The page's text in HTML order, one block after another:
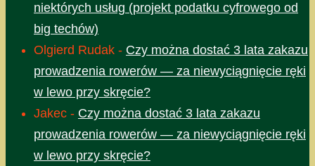
niektórych usług (projekt podatku cyfrowego od
big techów)
Olgierd Rudak - Czy można dostać 3 lata zakazu
prowadzenia rowerów — za niewyciągnięcie ręki
w lewo przy skręcie?
Jakec - Czy można dostać 3 lata zakazu
prowadzenia rowerów — za niewyciągnięcie ręki
w lewo przy skręcie?